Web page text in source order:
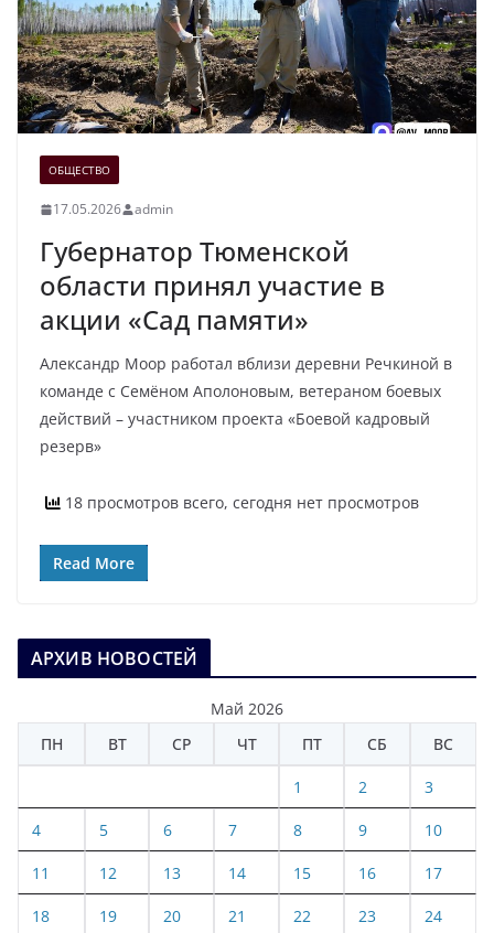
ОБЩЕСТВО
17.05.2026 admin
Губернатор Тюменской
области принял участие в
акции «Сад памяти»
Александр Моор работал вблизи деревни Речкиной в
команде с Семёном Аполоновым, ветераном боевых
действий – участником проекта «Боевой кадровый
резерв»
18 просмотров всего, сегодня нет просмотров
Read More
АРХИВ НОВОСТЕЙ
Май 2026
ПН
ВТ СР ЧТ ПТ СБ ВС
1 2 3
4 5 6 7 8 9 10
11 12 13 14 15 16 17
18 19 20 21 22 23 24